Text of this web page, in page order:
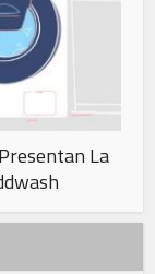
La